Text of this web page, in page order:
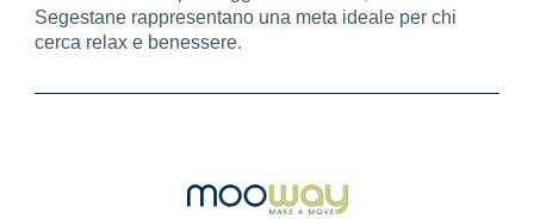
Segestane rappresentano una meta ideale per chi
cerca relax e benessere.